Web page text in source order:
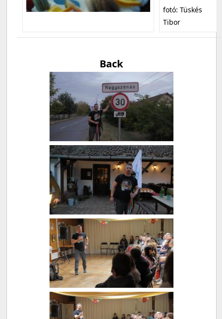
fotó: Tüskés
Tibor
Back